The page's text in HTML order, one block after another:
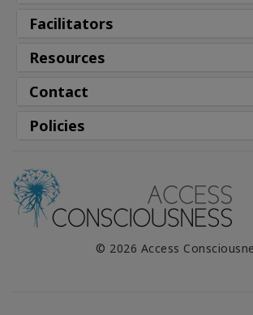
Facilitators
Resources
Contact
Policies
© 2026 Access